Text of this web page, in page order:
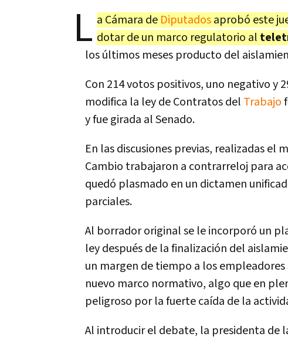
L a Cámara de Diputadosaprobó este
dotar de un marco regulatorio al
los últimos meses producto del
Con 214 votos positivos, uno negativo y
modifica la ley de Contratos del Trabajo
y fue girada al Senado.
En las discusiones previas, realizadas el
Cambio trabajaron a contrarreloj para
quedó plasmado en un dictamen
parciales.
Al borrador original se le incorporó un
ley después de la finalización del
un margen de tiempo a los empleadores
nuevo marco normativo, algo que en
peligroso por la fuerte caída de la
Al introducir el debate, la presidenta de